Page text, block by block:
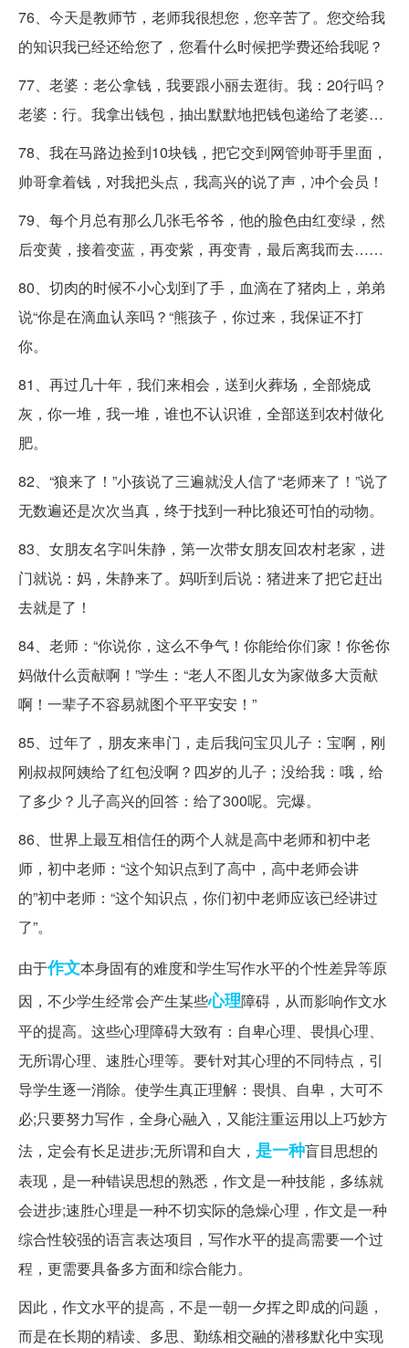
76、今天是教师节，老师我很想您，您辛苦了。您交给我
的知识我已经还给您了，您看什么时候把学费还给我呢？
77、老婆：老公拿钱，我要跟小丽去逛街。我：20行吗？
老婆：行。我拿出钱包，抽出默默地把钱包递给了老婆…
78、我在马路边捡到10块钱，把它交到网管帅哥手里面，
帅哥拿着钱，对我把头点，我高兴的说了声，冲个会员！
79、每个月总有那么几张毛爷爷，他的脸色由红变绿，然
后变黄，接着变蓝，再变紫，再变青，最后离我而去……
80、切肉的时候不小心划到了手，血滴在了猪肉上，弟弟
说“你是在滴血认亲吗？“熊孩子，你过来，我保证不打
你。
81、再过几十年，我们来相会，送到火葬场，全部烧成
灰，你一堆，我一堆，谁也不认识谁，全部送到农村做化
肥。
82、“狼来了！”小孩说了三遍就没人信了“老师来了！”说了
无数遍还是次次当真，终于找到一种比狼还可怕的动物。
83、女朋友名字叫朱静，第一次带女朋友回农村老家，进
门就说：妈，朱静来了。妈听到后说：猪进来了把它赶出
去就是了！
84、老师：“你说你，这么不争气！你能给你们家！你爸你
妈做什么贡献啊！”学生：“老人不图儿女为家做多大贡献
啊！一辈子不容易就图个平平安安！”
85、过年了，朋友来串门，走后我问宝贝儿子：宝啊，刚
刚叔叔阿姨给了红包没啊？四岁的儿子；没给我：哦，给
了多少？儿子高兴的回答：给了300呢。完爆。
86、世界上最互相信任的两个人就是高中老师和初中老
师，初中老师：“这个知识点到了高中，高中老师会讲
的”初中老师：“这个知识点，你们初中老师应该已经讲过
了”。
由于作文本身固有的难度和学生写作水平的个性差异等原
因，不少学生经常会产生某些心理障碍，从而影响作文水
平的提高。这些心理障碍大致有：自卑心理、畏惧心理、
无所谓心理、速胜心理等。要针对其心理的不同特点，引
导学生逐一消除。使学生真正理解：畏惧、自卑，大可不
必;只要努力写作，全身心融入，又能注重运用以上巧妙方
法，定会有长足进步;无所谓和自大， 是一种盲目思想的
表现，是一种错误思想的熟悉，作文是一种技能，多练就
会进步;速胜心理是一种不切实际的急燥心理，作文是一种
综合性较强的语言表达项目，写作水平的提高需要一个过
程，更需要具备多方面和综合能力。
因此，作文水平的提高，不是一朝一夕挥之即成的问题，
而是在长期的精读、多思、勤练相交融的潜移默化中实现